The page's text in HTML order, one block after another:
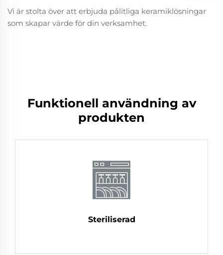
Vi är stolta över att erbjuda pålitliga keramiklösningar
som skapar värde för din verksamhet.
Funktionell användning av
produkten
Steriliserad